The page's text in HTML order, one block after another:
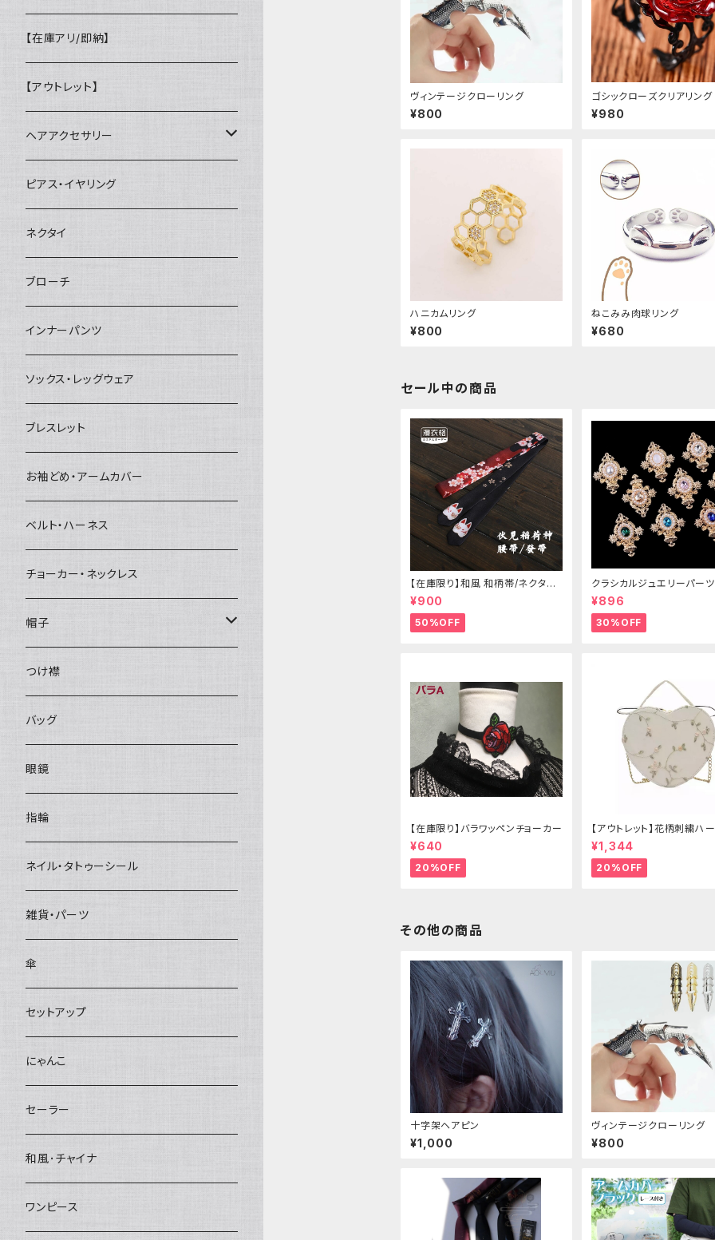
ヴィンテージクローリング
¥800
ゴシックローズクリアリング
¥980
ハニカムリング
¥800
ねこみみ肉球リング
¥680
セール中の商品
【在庫限り】和風 和柄帯/ネクタイ/
リボン（狐面/金魚
¥900
50%OFF
クラシカルジュエリーパーツ
¥896
30%OFF
【在庫限り】バラワッペンチョーカー
¥640
20%OFF
【アウトレット】花柄刺繍ハ
グ
¥1,344
20%OFF
その他の商品
十字架ヘアピン
¥1,000
ヴィンテージクローリング
¥800
【在庫アリ/即納】
【アウトレット】
ヘアアクセサリー
ヘアクリップ
ヘッドドレス・カチューシャ
ヘアゴム
簪
ピアス・イヤリング
ネクタイ
ブローチ
インナーパンツ
ソックス・レッグウェア
ブレスレット
お袖どめ・アームカバー
ベルト・ハーネス
チョーカー・ネックレス
帽子
ベレー帽
つけ襟
バッグ
眼鏡
指輪
ネイル・タトゥーシール
雑貨・パーツ
傘
セットアップ
にゃんこ
セーラー
和風･チャイナ
ワンピース